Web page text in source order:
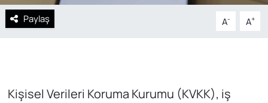
Paylaş A- A+
Kişisel Verileri Koruma Kurumu (KVKK), iş